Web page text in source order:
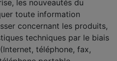
les nouveautés du
toute information
concernant les produits,
techniques par le biais
téléphone, fax,